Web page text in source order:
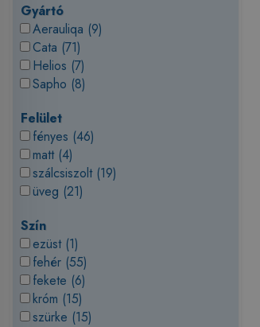
Gyártó
Aerauliqa (9)
Cata (71)
Helios (7)
Sapho (8)
Felület
fényes (46)
matt (4)
szálcsiszolt (19)
üveg (21)
Szín
ezüst (1)
fehér (55)
fekete (6)
króm (15)
szürke (15)